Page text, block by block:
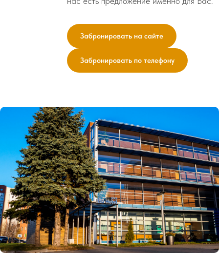
Забронировать на сайте
Забронировать по телефону